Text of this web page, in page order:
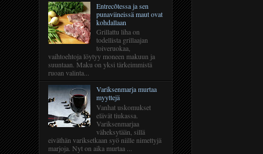
Entrecôtessa ja sen
punaviineissä maut ovat
kohdallaan
Grillattu liha on
todellista grillaajan
toiveruokaa,
vaihtoehtoja löytyy moneen makuun ja
suuntaan. Maku on yksi tärkeimmistä
ruoan valinta...
Variksenmarja murtaa
myyttejä
Vanhat uskomukset
elävät tiukassa.
Variksenmarjaa
väheksytään, sillä
eiväthän variksetkaan syö niille nimettyjä
marjoja. Nyt on aika murtaa ...